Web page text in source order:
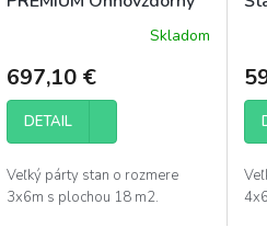
Skladom
697,10 €
DETAIL
Veľký párty stan o rozmere
3x6m s plochou 18 m2.